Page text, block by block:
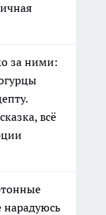
за ними:
всё